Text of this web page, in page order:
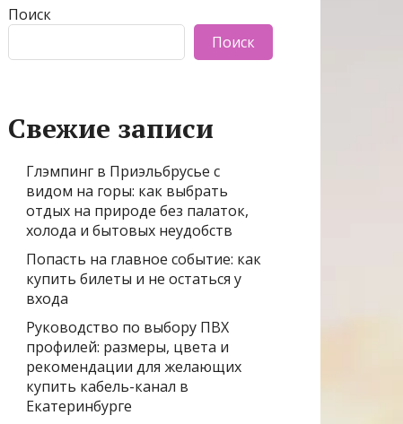
Поиск
Поиск
Свежие записи
Глэмпинг в Приэльбрусье с
видом на горы: как выбрать
отдых на природе без палаток,
холода и бытовых неудобств
Попасть на главное событие: как
купить билеты и не остаться у
входа
Руководство по выбору ПВХ
профилей: размеры, цвета и
рекомендации для желающих
купить кабель-канал в
Екатеринбурге